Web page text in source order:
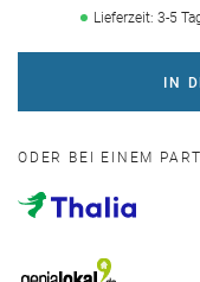
Lieferzeit: 3-5
IN
ODER BEI EINEM